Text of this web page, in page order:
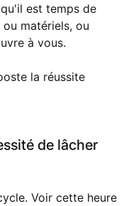
est temps de
matériels, ou
à vous.
la réussite
de lâcher
Voir cette heure